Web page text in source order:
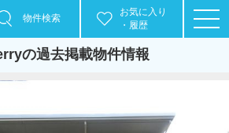
物件検索
お気に入り
・履歴
の過去掲載物件情報